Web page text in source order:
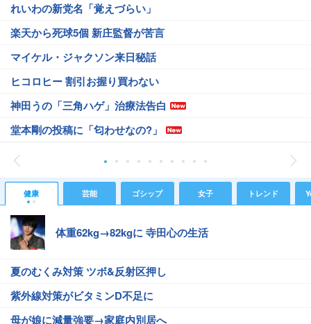
れいわの新党名「覚えづらい」
楽天から死球5個 新庄監督が苦言
マイケル・ジャクソン来日秘話
ヒコロヒー 割引お握り買わない
神田うの「三角ハゲ」治療法告白
堂本剛の投稿に「匂わせなの?」
健康 芸能 ゴシップ 女子 トレンド
体重62kg→82kgに 寺田心の生活
夏のむくみ対策 ツボ&反射区押し
紫外線対策がビタミンD不足に
母が娘に減量強要→家庭内別居へ